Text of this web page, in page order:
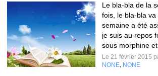
Le bla-bla de la
fois, le bla-bla
semaine a été
je suis au repos
sous morphine
Le 21 février 2015
NONE NONE